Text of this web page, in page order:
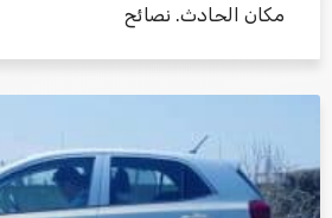
مكان الحادث. نصائح